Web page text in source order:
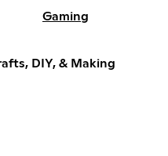
Gaming
DIY, & Making